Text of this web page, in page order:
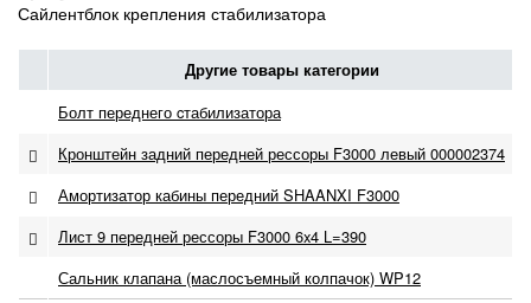
Сайлентблок крепления стабилизатора
Другие товары категории
Болт переднего cтабилизатора
Кронштейн задний передней рессоры F3000 левый 000002374
Амортизатор кабины передний SHAANXI F3000
Лист 9 передней рессоры F3000 6x4 L=390
Сальник клапана (маслосъемный колпачок) WP12